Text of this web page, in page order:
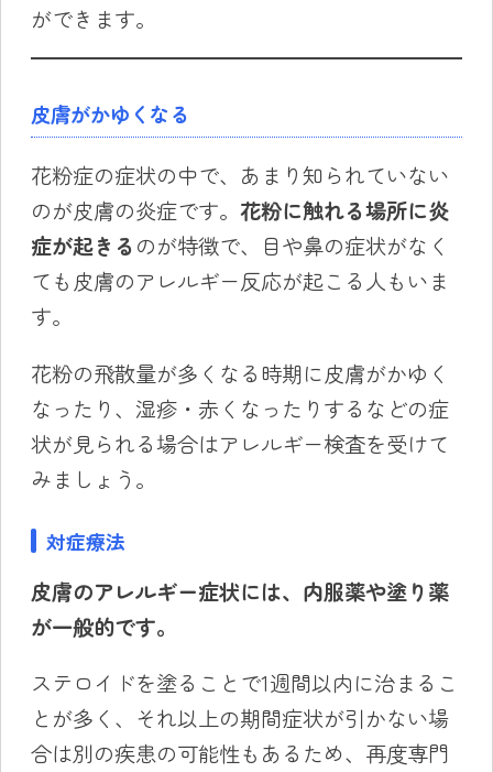
ができます。
皮膚がかゆくなる
花粉症の症状の中で、あまり知られていない
のが皮膚の炎症です。 花粉に触れる場所に炎
症が起きる のが特徴で、目や鼻の症状がなく
ても皮膚のアレルギー反応が起こる人もいま
す。
花粉の飛散量が多くなる時期に皮膚がかゆく
なったり、湿疹・赤くなったりするなどの症
状が見られる場合はアレルギー検査を受けて
みましょう。
対症療法
皮膚のアレルギー症状には、内服薬や塗り薬
が一般的です。
ステロイドを塗ることで1週間以内に治まるこ
とが多く、それ以上の期間症状が引かない場
合は別の疾患の可能性もあるため、再度専門